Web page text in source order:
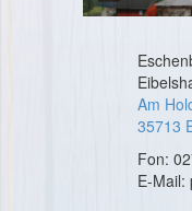
Am
35713
Fon:
E-Mail: